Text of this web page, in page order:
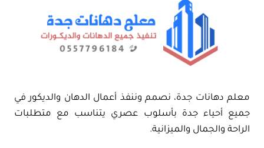
معلم دهانات جدة، نصمم وننفذ أعمال الدهان والديكور في
جميع أحياء جدة بأسلوب عصري يتناسب مع متطلبات
الراحة والجمال والميزانية.